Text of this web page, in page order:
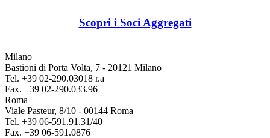
Scopri i Soci Aggregati
Milano
Bastioni di Porta Volta, 7 - 20121 Milano
Tel. +39 02-290.03018 r.a
Fax. +39 02-290.033.96
Roma
Viale Pasteur, 8/10 - 00144 Roma
Tel. +39 06-591.91.31/40
Fax. +39 06-591.0876